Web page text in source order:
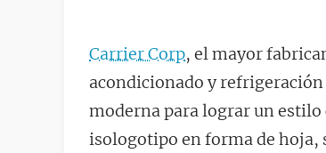
Carrier Corp, el mayor
acondicionado y
moderna para lograr un
isologotipo en forma de hoja,